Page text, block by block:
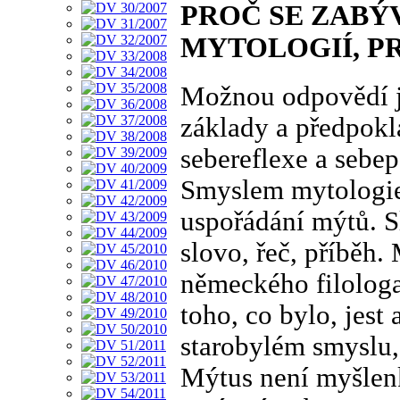
PROČ SE
MYTOLOGIÍ,
Možnou odpovědí
základy a
sebereflexe a
Smyslem
uspořádání mýtů.
slovo, řeč, příběh.
německého
toho, co bylo, jest
starobylém
Mýtus není